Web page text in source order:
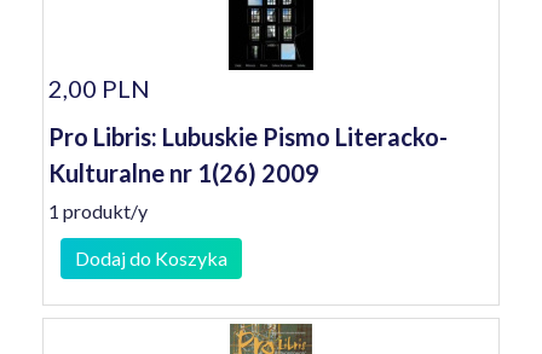
2,00 PLN
Pro Libris: Lubuskie Pismo Literacko-
Kulturalne nr 1(26) 2009
1 produkt/y
Dodaj do Koszyka